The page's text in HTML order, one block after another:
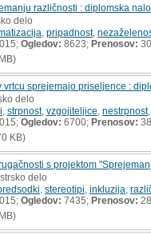
različnosti : diplomska
delo
pripadnost,
Ogledov: 8623; Prenosov:
vrtcu sprejemajo priseljence :
delo
strpnost, vzgojiteljice nestrpnost
Ogledov: 6700; Prenosov:
KB)
s projektom
delo
stereotipi inkluzija
Ogledov: 7435; Prenosov: